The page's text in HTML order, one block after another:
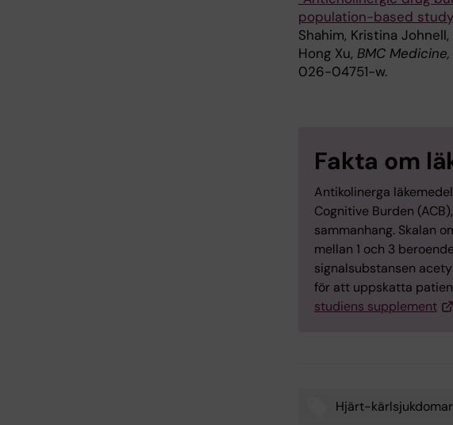
population-based
Shahim, Kristina
Hong Xu, BMC Medicine,
026-04751-w.
Fakta om
Antikolinerga
Cognitive Burden
sammanhang. Skalan
mellan 1 och 3
signalsubstansen
för att uppskatta
studiens supplement
Hjärt-kärlsjukdomar